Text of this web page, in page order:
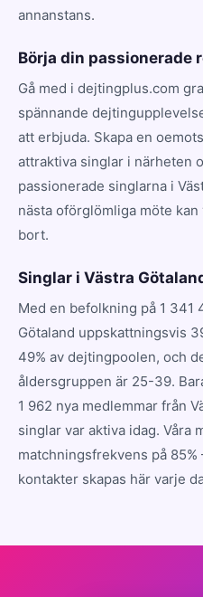
annanstans.
Börja din passionerade
Gå med i dejtingplus.com
spännande
att erbjuda. Skapa en
attraktiva singlar i närheten
passionerade singlarna i
nästa oförglömliga möte
bort.
Singlar i Västra
Med en befolkning på 1 341
Götaland uppskattningsvis
49% av dejtingpoolen, och
åldersgruppen är 25-39.
1 962 nya medlemmar från
singlar var aktiva idag. Våra
matchningsfrekvens på
kontakter skapas här varje